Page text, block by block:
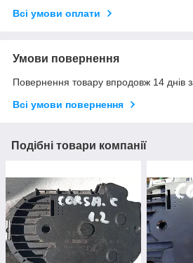
Всі умови оплати
Умови повернення
Повернення товару впродовж 14 днів
Всі умови повернення
Подібні товари компанії